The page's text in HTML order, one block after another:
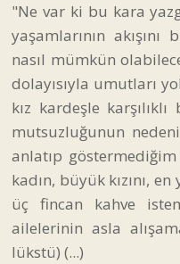
"Ne var ki bu kara
yaşamlarının
nasıl mümkün
dolayısıyla umutları
kız kardeşle
mutsuzluğunun
anlatıp
kadın, büyük kızını,
üç fincan kahve
ailelerinin asla
lükstü) (...)